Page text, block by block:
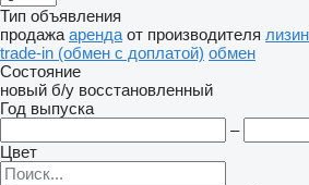
Тип объявления
продажа аренда от производителя
trade-in (обмен с доплатой) обмен
Состояние
новый б/у восстановленный
Год выпуска
–
Цвет